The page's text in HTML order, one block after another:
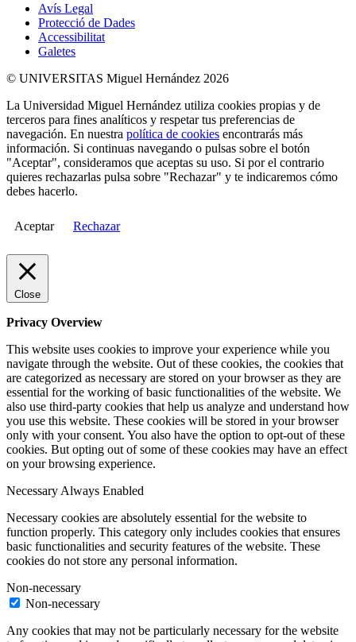
Avís Legal
Protecció de Dades
Accessibilitat
Galetes
© UNIVERSITAS Miguel Hernández 2026
La Universidad Miguel Hernández utiliza cookies propias y de
terceros para fines analíticos y respetar tus preferencias de
navegación. En nuestra política de cookies encontrarás más
información. Si continuas navegando o pulsas sobre el botón
"Aceptar", consideramos que aceptas su uso. Si por el contrario
quieres rechazarlas pulsa sobre "Rechazar" y te indicaremos cómo
debes hacerlo.
Aceptar Rechazar
Close
Privacy Overview
This website uses cookies to improve your experience while you
navigate through the website. Out of these cookies, the cookies that
are categorized as necessary are stored on your browser as they are
essential for the working of basic functionalities of the website. We
also use third-party cookies that help us analyze and understand how
you use this website. These cookies will be stored in your browser
only with your consent. You also have the option to opt-out of these
cookies. But opting out of some of these cookies may have an effect
on your browsing experience.
Necessary Always Enabled
Necessary cookies are absolutely essential for the website to
function properly. This category only includes cookies that ensures
basic functionalities and security features of the website. These
cookies do not store any personal information.
Non-necessary
Non-necessary
Any cookies that may not be particularly necessary for the website